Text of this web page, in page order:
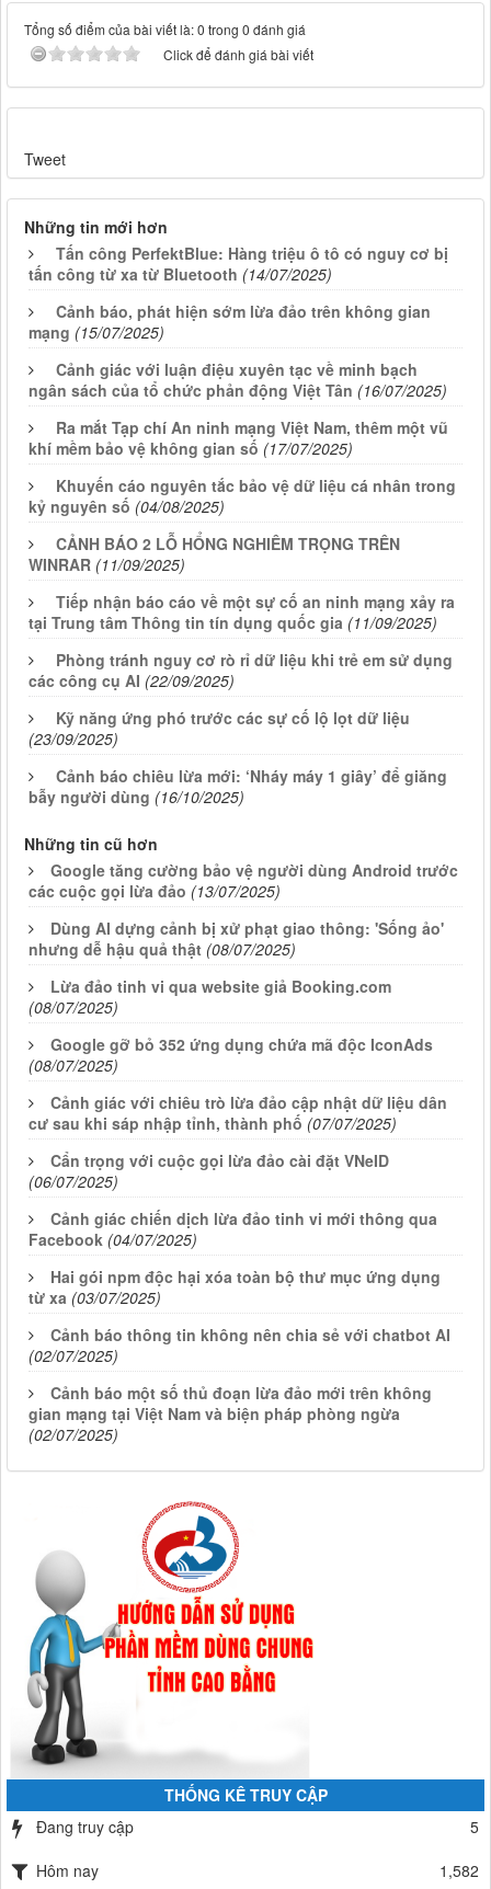
Tổng số điểm của bài viết là: 0 trong 0 đánh giá
Click để đánh giá bài viết
Tweet
Những tin mới hơn
Tấn công PerfektBlue: Hàng triệu ô tô có nguy cơ bị
tấn công từ xa từ Bluetooth (14/07/2025)
Cảnh báo, phát hiện sớm lừa đảo trên không gian
mạng (15/07/2025)
Cảnh giác với luận điệu xuyên tạc về minh bạch
ngân sách của tổ chức phản động Việt Tân (16/07/2025)
Ra mắt Tạp chí An ninh mạng Việt Nam, thêm một vũ
khí mềm bảo vệ không gian số (17/07/2025)
Khuyến cáo nguyên tắc bảo vệ dữ liệu cá nhân trong
kỷ nguyên số (04/08/2025)
CẢNH BÁO 2 LỖ HỔNG NGHIÊM TRỌNG TRÊN
WINRAR (11/09/2025)
Tiếp nhận báo cáo về một sự cố an ninh mạng xảy ra
tại Trung tâm Thông tin tín dụng quốc gia (11/09/2025)
Phòng tránh nguy cơ rò rỉ dữ liệu khi trẻ em sử dụng
các công cụ AI (22/09/2025)
Kỹ năng ứng phó trước các sự cố lộ lọt dữ liệu
(23/09/2025)
Cảnh báo chiêu lừa mới: ‘Nháy máy 1 giây’ để giăng
bẫy người dùng (16/10/2025)
Những tin cũ hơn
Google tăng cường bảo vệ người dùng Android trước
các cuộc gọi lừa đảo (13/07/2025)
Dùng AI dựng cảnh bị xử phạt giao thông: 'Sống ảo'
nhưng dễ hậu quả thật (08/07/2025)
Lừa đảo tinh vi qua website giả Booking.com
(08/07/2025)
Google gỡ bỏ 352 ứng dụng chứa mã độc IconAds
(08/07/2025)
Cảnh giác với chiêu trò lừa đảo cập nhật dữ liệu dân
cư sau khi sáp nhập tỉnh, thành phố (07/07/2025)
Cẩn trọng với cuộc gọi lừa đảo cài đặt VNeID
(06/07/2025)
Cảnh giác chiến dịch lừa đảo tinh vi mới thông qua
Facebook (04/07/2025)
Hai gói npm độc hại xóa toàn bộ thư mục ứng dụng
từ xa (03/07/2025)
Cảnh báo thông tin không nên chia sẻ với chatbot AI
(02/07/2025)
Cảnh báo một số thủ đoạn lừa đảo mới trên không
gian mạng tại Việt Nam và biện pháp phòng ngừa
(02/07/2025)
THỐNG KÊ TRUY CẬP
Đang truy cập
5
Hôm nay
1,582